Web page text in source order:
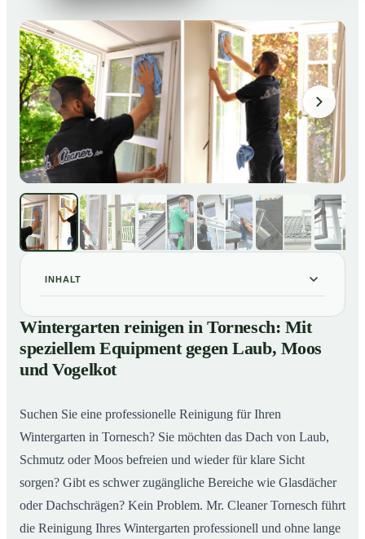
INHALT
Wintergarten reinigen in Tornesch: Mit speziellem
Equipment gegen Laub, Moos und Vogelkot
02 So läuft eine professionelle Reinigung eines
Wintergarten in Tornesch ab
Wintergarten reinigen in Tornesch: Mit
speziellem Equipment gegen Laub, Moos
und Vogelkot
Suchen Sie eine professionelle Reinigung für Ihren
Wintergarten in Tornesch? Sie möchten das Dach von Laub,
Schmutz oder Moos befreien und wieder für klare Sicht
sorgen? Gibt es schwer zugängliche Bereiche wie Glasdächer
oder Dachschrägen? Kein Problem. Mr. Cleaner Tornesch führt
die Reinigung Ihres Wintergarten professionell und ohne lange